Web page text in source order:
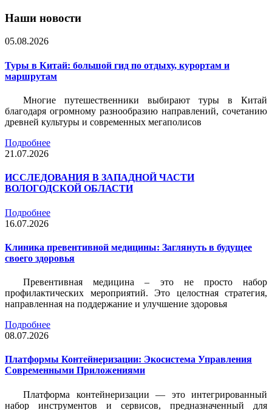
Наши новости
05.08.2026
Туры в Китай: большой гид по отдыху, курортам и
маршрутам
Многие путешественники выбирают туры в Китай
благодаря огромному разнообразию направлений, сочетанию
древней культуры и современных мегаполисов
Подробнее
21.07.2026
ИССЛЕДОВАНИЯ В ЗАПАДНОЙ ЧАСТИ
ВОЛОГОДСКОЙ ОБЛАСТИ
Подробнее
16.07.2026
Клиника превентивной медицины: Заглянуть в будущее
своего здоровья
Превентивная медицина – это не просто набор
профилактических мероприятий. Это целостная стратегия,
направленная на поддержание и улучшение здоровья
Подробнее
08.07.2026
Платформы Контейнеризации: Экосистема Управления
Современными Приложениями
Платформа контейнеризации — это интегрированный
набор инструментов и сервисов, предназначенный для